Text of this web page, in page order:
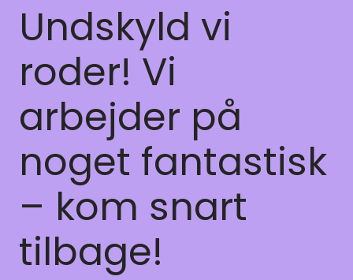
Undskyld vi
roder! Vi
arbejder på
noget fantastisk
– kom snart
tilbage!